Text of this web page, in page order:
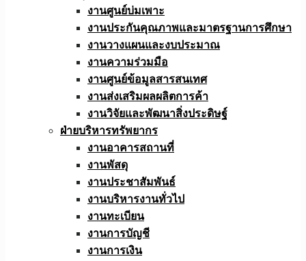
งานศูนย์บ่มเพาะ
งานประกันคุณภาพและมาตรฐานการศึกษา
งานวางแผนและงบประมาณ
งานความร่วมมือ
งานศูนย์ข้อมูลสารสนเทศ
งานส่งเสริมผลผลิตการค้า
งานวิจัยและพัฒนาสิ่งประดิษฐ์
ฝ่ายบริหารทรัพยากร
งานอาคารสถานที่
งานพัสดุ
งานประชาสัมพันธ์
งานบริหารงานทั่วไป
งานทะเบียน
งานการบัญชี
งานการเงิน